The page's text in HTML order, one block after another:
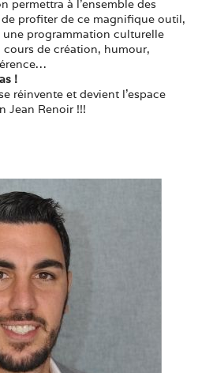
permettra à l’ensemble des
profiter de ce magnifique outil,
une programmation culturelle
de création, humour,
!
réinvente et devient l’espace
Jean Renoir !!!